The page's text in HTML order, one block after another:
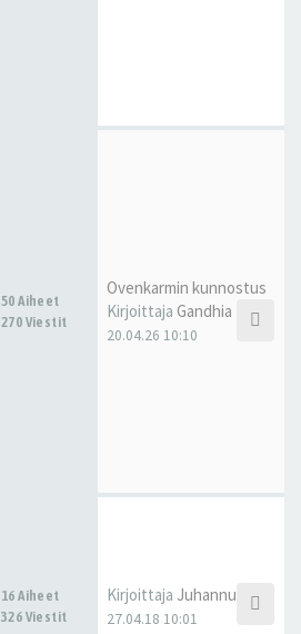
50 Aiheet
270 Viestit
Ovenkarmin kunnostus
Kirjoittaja Gandhia
20.04.26 10:10
16 Aiheet
326 Viestit
Kirjoittaja Juhannus
27.04.18 10:01